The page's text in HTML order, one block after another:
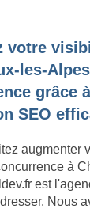
votre
les-
grâce
SEO
augmenter
à
est
Nous